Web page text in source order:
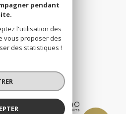
pendant
l'utilisation des
vous proposer des
des statistiques !